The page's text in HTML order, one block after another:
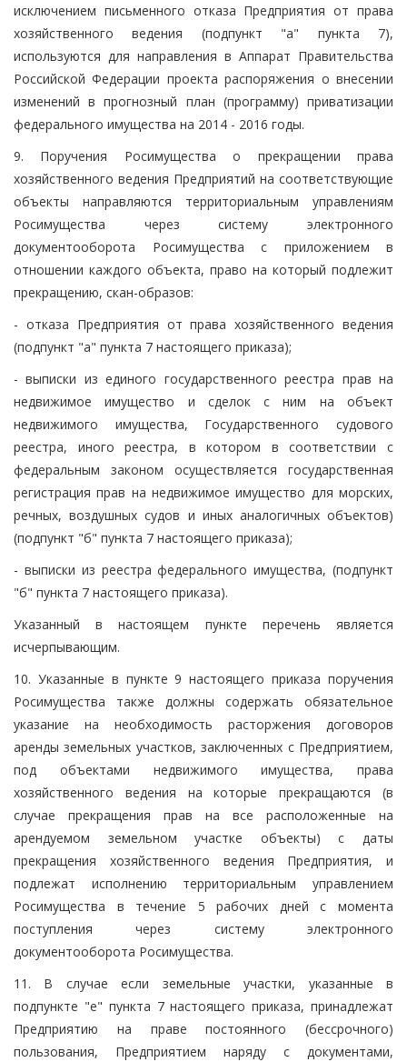
исключением письменного отказа Предприятия от права
хозяйственного ведения (подпункт "а" пункта 7),
используются для направления в Аппарат Правительства
Российской Федерации проекта распоряжения о внесении
изменений в прогнозный план (программу) приватизации
федерального имущества на 2014 - 2016 годы.
9. Поручения Росимущества о прекращении права
хозяйственного ведения Предприятий на соответствующие
объекты направляются территориальным управлениям
Росимущества через систему электронного
документооборота Росимущества с приложением в
отношении каждого объекта, право на который подлежит
прекращению, скан-образов:
- отказа Предприятия от права хозяйственного ведения
(подпункт "а" пункта 7 настоящего приказа);
- выписки из единого государственного реестра прав на
недвижимое имущество и сделок с ним на объект
недвижимого имущества, Государственного судового
реестра, иного реестра, в котором в соответствии с
федеральным законом осуществляется государственная
регистрация прав на недвижимое имущество для морских,
речных, воздушных судов и иных аналогичных объектов)
(подпункт "б" пункта 7 настоящего приказа);
- выписки из реестра федерального имущества, (подпункт
"б" пункта 7 настоящего приказа).
Указанный в настоящем пункте перечень является
исчерпывающим.
10. Указанные в пункте 9 настоящего приказа поручения
Росимущества также должны содержать обязательное
указание на необходимость расторжения договоров
аренды земельных участков, заключенных с Предприятием,
под объектами недвижимого имущества, права
хозяйственного ведения на которые прекращаются (в
случае прекращения прав на все расположенные на
арендуемом земельном участке объекты) с даты
прекращения хозяйственного ведения Предприятия, и
подлежат исполнению территориальным управлением
Росимущества в течение 5 рабочих дней с момента
поступления через систему электронного
документооборота Росимущества.
11. В случае если земельные участки, указанные в
подпункте "е" пункта 7 настоящего приказа, принадлежат
Предприятию на праве постоянного (бессрочного)
пользования, Предприятием наряду с документами,